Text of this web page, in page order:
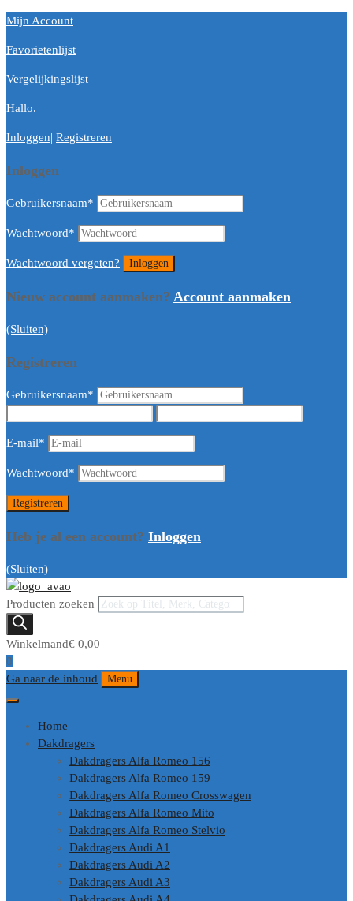
Mijn Account
Favorietenlijst
Vergelijkingslijst
Hallo.
Inloggen| Registreren
Inloggen
Gebruikersnaam*
Wachtwoord*
Wachtwoord vergeten?
Nieuw account aanmaken? Account aanmaken
(Sluiten)
Registreren
Gebruikersnaam*
E-mail*
Wachtwoord*
Heb je al een account? Inloggen
(Sluiten)
Producten zoeken
Winkelmand€ 0,00
0
Ga naar de inhoud
Menu
Home
Dakdragers
Dakdragers Alfa Romeo 156
Dakdragers Alfa Romeo 159
Dakdragers Alfa Romeo Crosswagen
Dakdragers Alfa Romeo Mito
Dakdragers Alfa Romeo Stelvio
Dakdragers Audi A1
Dakdragers Audi A2
Dakdragers Audi A3